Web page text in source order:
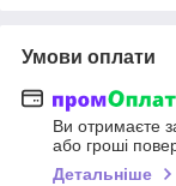
Умови оплати
Ви отримаєте
або гроші
Детальніше